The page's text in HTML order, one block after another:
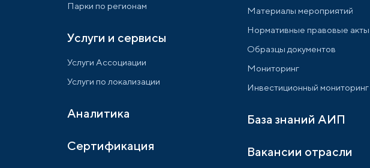
Парки по регионам
Услуги и сервисы
Услуги Ассоциации
Услуги по локализации
Аналитика
Сертификация
Материалы мероприятий
Нормативные правовые акты
Образцы документов
Мониторинг
Инвестиционный мониторинг
База знаний АИП
Вакансии отрасли